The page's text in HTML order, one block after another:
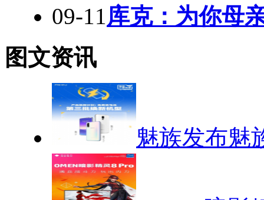
09-11库克：为你母
图文资讯
魅族发布魅